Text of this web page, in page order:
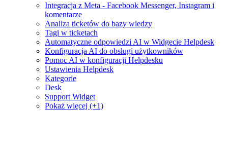
Integracja z Meta - Facebook Messenger, Instagram i
komentarze
Analiza ticketów do bazy wiedzy
Tagi w ticketach
Automatyczne odpowiedzi AI w Widgecie Helpdesk
Konfiguracja AI do obsługi użytkowników
Pomoc AI w konfiguracji Helpdesku
Ustawienia Helpdesk
Kategorie
Desk
Support Widget
Pokaż więcej (+1)